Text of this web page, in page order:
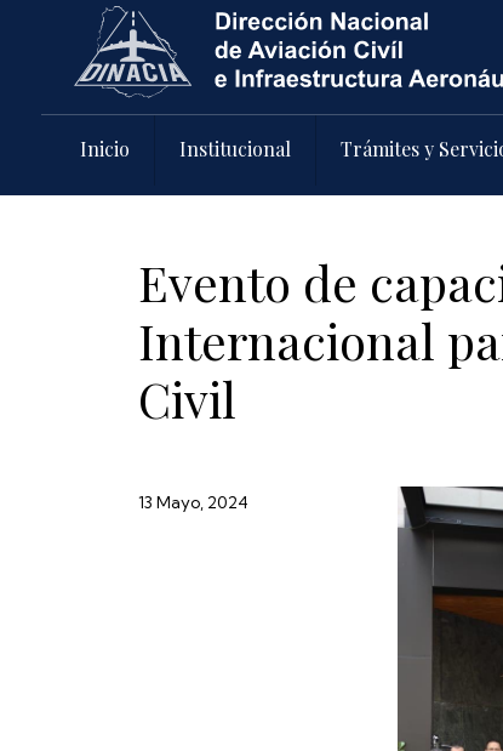
Pasar al contenido principal
Inicio Institucional Trámites y
Evento de
Internacional
Civil
13 Mayo, 2024